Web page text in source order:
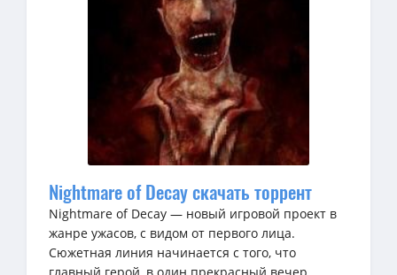
Nightmare of Decay скачать торрент
Nightmare of Decay — новый игровой проект в
жанре ужасов, с видом от первого лица.
Сюжетная линия начинается с того, что